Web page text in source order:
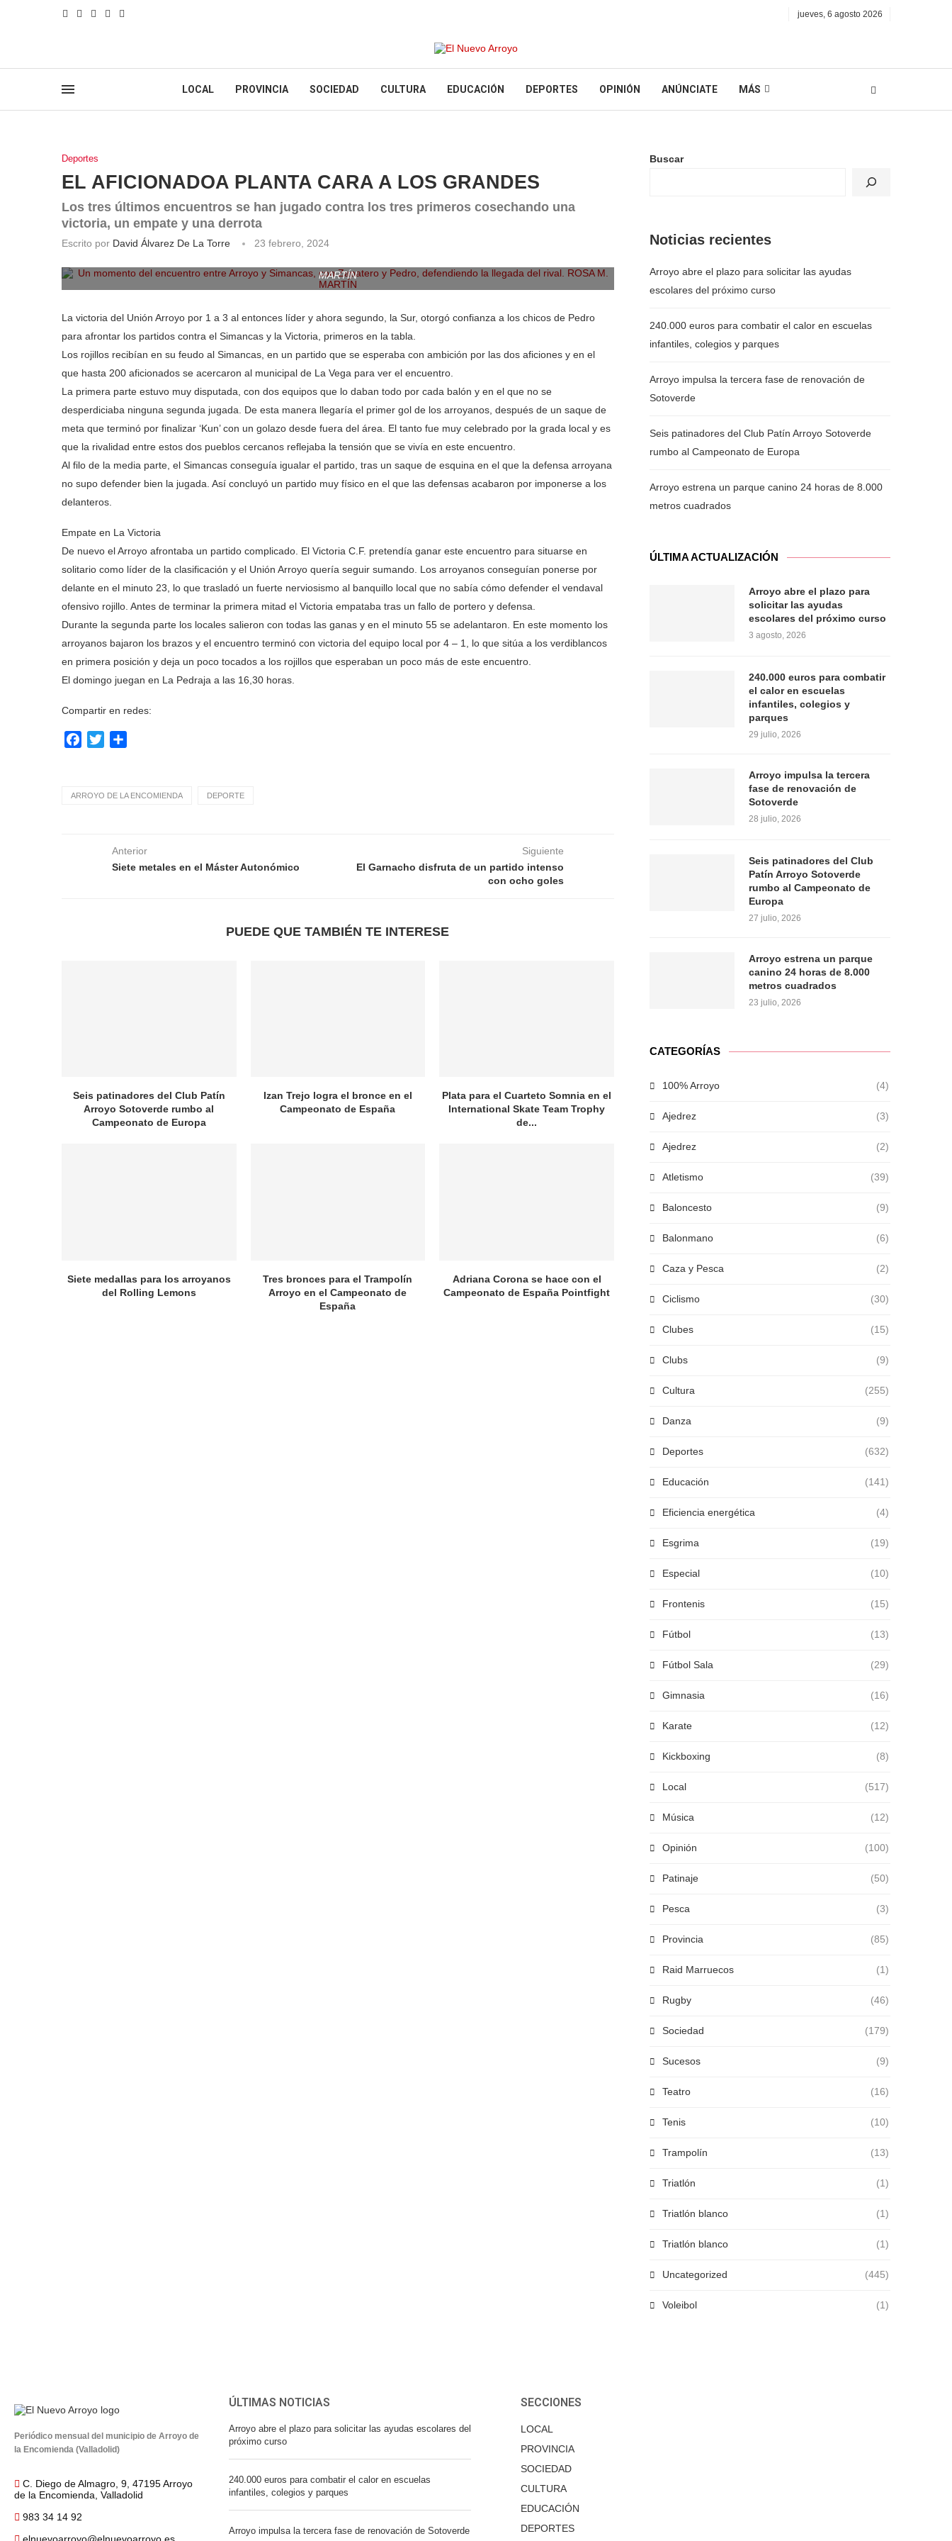
jueves, 6 agosto 2026
LOCAL PROVINCIA SOCIEDAD CULTURA EDUCACIÓN DEPORTES OPINIÓN ANÚNCIATE MÁS
Deportes
EL AFICIONADOA PLANTA CARA A LOS GRANDES
Los tres últimos encuentros se han jugado contra los tres primeros cosechando una
victoria, un empate y una derrota
Escrito por David Álvarez De La Torre
23 febrero, 2024
MARTÍN
La victoria del Unión Arroyo por 1 a 3 al entonces líder y ahora segundo, la Sur, otorgó confianza a los chicos de Pedro
para afrontar los partidos contra el Simancas y la Victoria, primeros en la tabla.
Los rojillos recibían en su feudo al Simancas, en un partido que se esperaba con ambición por las dos aficiones y en el
que hasta 200 aficionados se acercaron al municipal de La Vega para ver el encuentro.
La primera parte estuvo muy disputada, con dos equipos que lo daban todo por cada balón y en el que no se
desperdiciaba ninguna segunda jugada. De esta manera llegaría el primer gol de los arroyanos, después de un saque de
meta que terminó por finalizar ‘Kun’ con un golazo desde fuera del área. El tanto fue muy celebrado por la grada local y es
que la rivalidad entre estos dos pueblos cercanos reflejaba la tensión que se vivía en este encuentro.
Al filo de la media parte, el Simancas conseguía igualar el partido, tras un saque de esquina en el que la defensa arroyana
no supo defender bien la jugada. Así concluyó un partido muy físico en el que las defensas acabaron por imponerse a los
delanteros.
Empate en La Victoria
De nuevo el Arroyo afrontaba un partido complicado. El Victoria C.F. pretendía ganar este encuentro para situarse en
solitario como líder de la clasificación y el Unión Arroyo quería seguir sumando. Los arroyanos conseguían ponerse por
delante en el minuto 23, lo que trasladó un fuerte nerviosismo al banquillo local que no sabía cómo defender el vendaval
ofensivo rojillo. Antes de terminar la primera mitad el Victoria empataba tras un fallo de portero y defensa.
Durante la segunda parte los locales salieron con todas las ganas y en el minuto 55 se adelantaron. En este momento los
arroyanos bajaron los brazos y el encuentro terminó con victoria del equipo local por 4 – 1, lo que sitúa a los verdiblancos
en primera posición y deja un poco tocados a los rojillos que esperaban un poco más de este encuentro.
El domingo juegan en La Pedraja a las 16,30 horas.
Compartir en redes:
Facebook
Twitter
ARROYO DE LA ENCOMIENDA DEPORTE
Anterior
Siete metales en el Máster Autonómico
Siguiente
El Garnacho disfruta de un partido intenso
con ocho goles
PUEDE QUE TAMBIÉN TE INTERESE
Seis patinadores del Club Patín
Arroyo Sotoverde rumbo al
Campeonato de Europa
Izan Trejo logra el bronce en el
Campeonato de España
Plata para el Cuarteto Somnia en el
International Skate Team Trophy
de...
Siete medallas para los arroyanos
del Rolling Lemons
Tres bronces para el Trampolín
Arroyo en el Campeonato de
España
Adriana Corona se hace con el
Campeonato de España Pointfight
Buscar
Noticias recientes
Arroyo abre el plazo para solicitar las ayudas
escolares del próximo curso
240.000 euros para combatir el calor en escuelas
infantiles, colegios y parques
Arroyo impulsa la tercera fase de renovación de
Sotoverde
Seis patinadores del Club Patín Arroyo Sotoverde
rumbo al Campeonato de Europa
Arroyo estrena un parque canino 24 horas de 8.000
metros cuadrados
ÚLTIMA ACTUALIZACIÓN
Arroyo abre el plazo para
solicitar las ayudas
escolares del próximo curso
3 agosto, 2026
240.000 euros para combatir
el calor en escuelas
infantiles, colegios y
parques
29 julio, 2026
Arroyo impulsa la tercera
fase de renovación de
Sotoverde
28 julio, 2026
Seis patinadores del Club
Patín Arroyo Sotoverde
rumbo al Campeonato de
Europa
27 julio, 2026
Arroyo estrena un parque
canino 24 horas de 8.000
metros cuadrados
23 julio, 2026
CATEGORÍAS
100% Arroyo (4)
Ajedrez (3)
Ajedrez (2)
Atletismo (39)
Baloncesto (9)
Balonmano (6)
Caza y Pesca (2)
Ciclismo (30)
Clubes (15)
Clubs (9)
Cultura (255)
Danza (9)
Deportes (632)
Educación (141)
Eficiencia energética (4)
Esgrima (19)
Especial (10)
Frontenis (15)
Fútbol (13)
Fútbol Sala (29)
Gimnasia (16)
Karate (12)
Kickboxing (8)
Local (517)
Música (12)
Opinión (100)
Patinaje (50)
Pesca (3)
Provincia (85)
Raid Marruecos (1)
Rugby (46)
Sociedad (179)
Sucesos (9)
Teatro (16)
Tenis (10)
Trampolín (13)
Triatlón (1)
Triatlón blanco (1)
Triatlón blanco (1)
Uncategorized (445)
Voleibol (1)
Periódico mensual del municipio de Arroyo de
la Encomienda (Valladolid)
C. Diego de Almagro, 9, 47195 Arroyo
de la Encomienda, Valladolid
983 34 14 92
ÚLTIMAS NOTICIAS
Arroyo abre el plazo para solicitar las ayudas escolares del
próximo curso
240.000 euros para combatir el calor en escuelas
infantiles, colegios y parques
Arroyo impulsa la tercera fase de renovación de Sotoverde
SECCIONES
LOCAL
PROVINCIA
SOCIEDAD
CULTURA
EDUCACIÓN
DEPORTES